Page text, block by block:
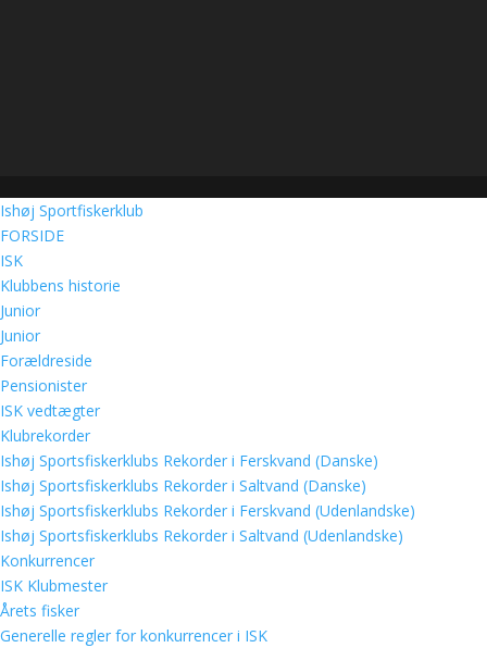
Ishøj Sportfiskerklub
FORSIDE
ISK
Klubbens historie
Junior
Junior
Forældreside
Pensionister
ISK vedtægter
Klubrekorder
Ishøj Sportsfiskerklubs Rekorder i Ferskvand (Danske)
Ishøj Sportsfiskerklubs Rekorder i Saltvand (Danske)
Ishøj Sportsfiskerklubs Rekorder i Ferskvand (Udenlandske)
Ishøj Sportsfiskerklubs Rekorder i Saltvand (Udenlandske)
Konkurrencer
ISK Klubmester
Årets fisker
Generelle regler for konkurrencer i ISK